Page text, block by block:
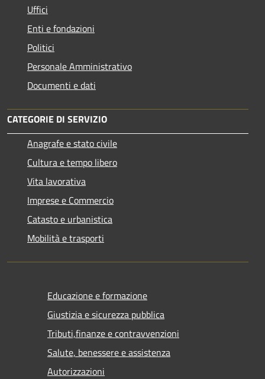
Uffici
Enti e fondazioni
Politici
Personale Amministrativo
Documenti e dati
CATEGORIE DI SERVIZIO
Anagrafe e stato civile
Cultura e tempo libero
Vita lavorativa
Imprese e Commercio
Catasto e urbanistica
Mobilità e trasporti
Educazione e formazione
Giustizia e sicurezza pubblica
Tributi,finanze e contravvenzioni
Salute, benessere e assistenza
Autorizzazioni